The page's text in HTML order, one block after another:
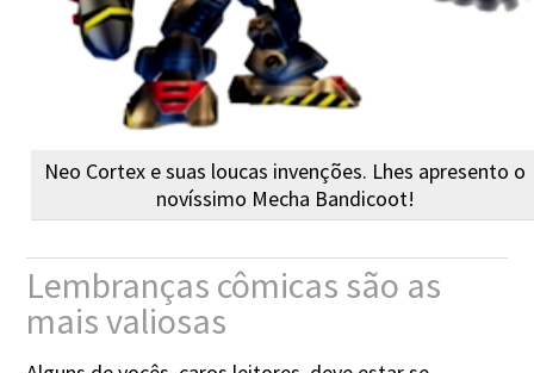
Neo Cortex e suas loucas invenções. Lhes apresento o
novíssimo Mecha Bandicoot!
Lembranças cômicas são as
mais valiosas